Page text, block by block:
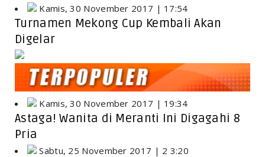
Kamis, 30 November 2017 | 17:54
Turnamen Mekong Cup Kembali Akan
Digelar
Kamis, 30 November 2017 | 19:34
Astaga! Wanita di Meranti Ini Digagahi 8
Pria
Sabtu, 25 November 2017 | 2 3:20